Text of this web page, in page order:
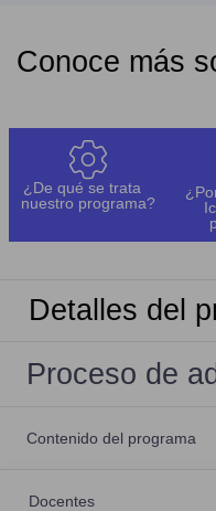
Conoce más
¿De qué se trata
nuestro programa?
Detalles del
Proceso de
Contenido del programa
Docentes